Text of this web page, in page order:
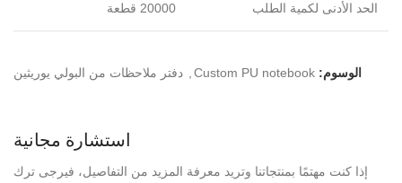
الحد الأدنى لكمية الطلب 20000 قطعة
الوسوم: Custom PU notebook
, دفتر ملاحظات من البولي يوريثين
استشارة مجانية
إذا كنت مهتمًا بمنتجاتنا وتريد معرفة المزيد من التفاصيل، فيرجى ترك